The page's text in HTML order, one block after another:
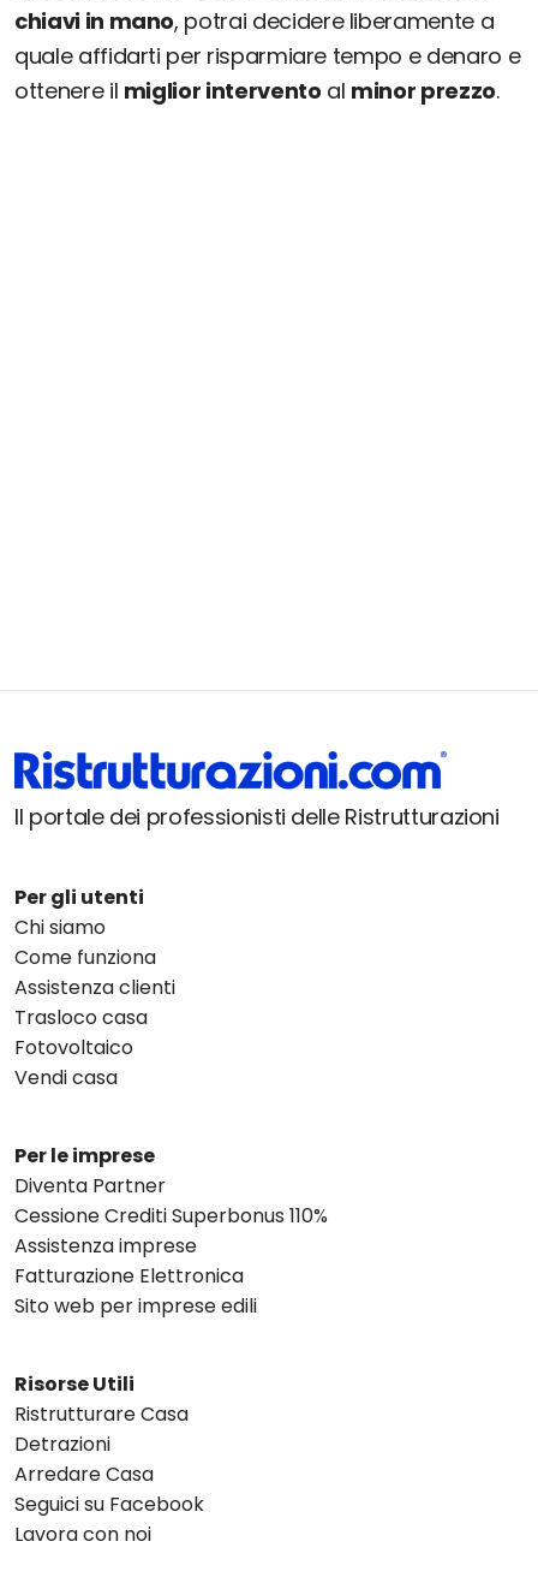
chiavi in mano, potrai decidere liberamente a
quale affidarti per risparmiare tempo e denaro e
ottenere il miglior intervento al minor prezzo.
Il portale dei professionisti delle Ristrutturazioni
Per gli utenti
Chi siamo
Come funziona
Assistenza clienti
Trasloco casa
Fotovoltaico
Vendi casa
Per le imprese
Diventa Partner
Cessione Crediti Superbonus 110%
Assistenza imprese
Fatturazione Elettronica
Sito web per imprese edili
Risorse Utili
Ristrutturare Casa
Detrazioni
Arredare Casa
Seguici su Facebook
Lavora con noi